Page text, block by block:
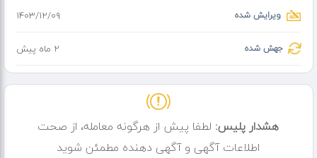
N3012ZC260 WESTCODE: تریستور دیسکی 3012 آمپر
N2055MC280 WESTCODE: تریستور دیسکی 2055 آمپر
N1588NS260 WESTCODE: تریستور دیسکی 1588 آمپر
ویرایش شده ۱۴۰۳/۱۲/۰۹
جهش شده 2 ماه پیش
هشدار پلیس: لطفا پیش از هرگونه معامله، از صحت
اطلاعات آگهی و آگهی دهنده مطمئن شوید